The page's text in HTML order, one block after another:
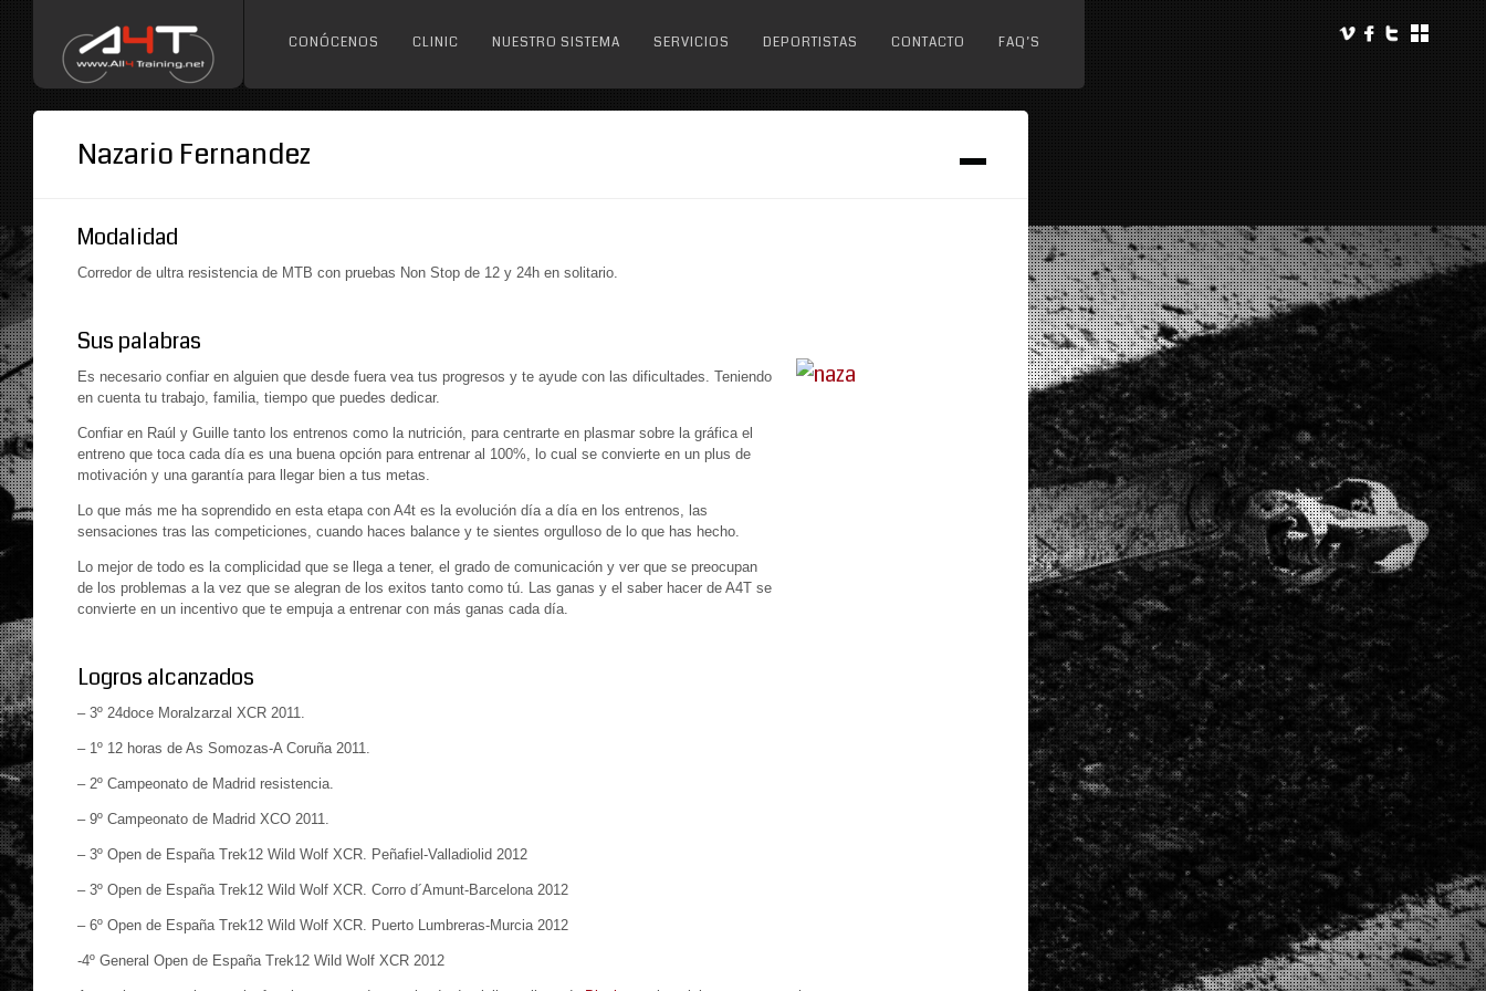
CONÓCENOS CLINIC NUESTRO SISTEMA SERVICIOS DEPORTISTAS CONTACTO FAQ’S
Nazario Fernandez
Modalidad
Corredor de ultra resistencia de MTB con pruebas Non Stop de 12 y 24h en solitario.
Sus palabras
Es necesario confiar en alguien que desde fuera vea tus progresos y te ayude con las dificultades. Teniendo
en cuenta tu trabajo, familia, tiempo que puedes dedicar.
Confiar en Raúl y Guille tanto los entrenos como la nutrición, para centrarte en plasmar sobre la gráfica el
entreno que toca cada día es una buena opción para entrenar al 100%, lo cual se convierte en un plus de
motivación y una garantía para llegar bien a tus metas.
Lo que más me ha soprendido en esta etapa con A4t es la evolución día a día en los entrenos, las
sensaciones tras las competiciones, cuando haces balance y te sientes orgulloso de lo que has hecho.
Lo mejor de todo es la complicidad que se llega a tener, el grado de comunicación y ver que se preocupan
de los problemas a la vez que se alegran de los exitos tanto como tú. Las ganas y el saber hacer de A4T se
convierte en un incentivo que te empuja a entrenar con más ganas cada día.
Logros alcanzados
– 3º 24doce Moralzarzal XCR 2011.
– 1º 12 horas de As Somozas-A Coruña 2011.
– 2º Campeonato de Madrid resistencia.
– 9º Campeonato de Madrid XCO 2011.
– 3º Open de España Trek12 Wild Wolf XCR. Peñafiel-Valladiolid 2012
– 3º Open de España Trek12 Wild Wolf XCR. Corro d´Amunt-Barcelona 2012
– 6º Open de España Trek12 Wild Wolf XCR. Puerto Lumbreras-Murcia 2012
-4º General Open de España Trek12 Wild Wolf XCR 2012